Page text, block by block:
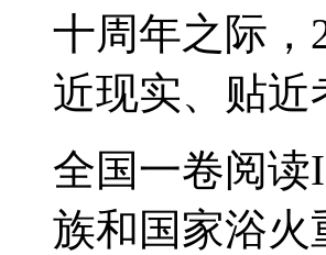
十周年之际，
近现实、贴
全国一卷阅
族和国家浴火